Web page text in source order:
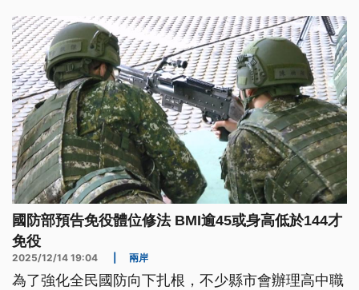
決專業人力不足、廚工待遇低落及價格標準不一等沉
痼。若政府僅側重預算補貼，而未從制度面導正營養
師比率與提升產業環境，免費政策極可能淪為廉價午
餐的代名詞，甚至動搖未來國民健康的根基。
國防部預告免役體位修法 BMI逾45或身高低於144才
免役
2025/12/14 19:04 兩岸
為了強化全民國防向下扎根，不少縣市會辦理高中職